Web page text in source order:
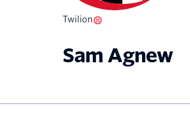
Twilion
Sam Agnew